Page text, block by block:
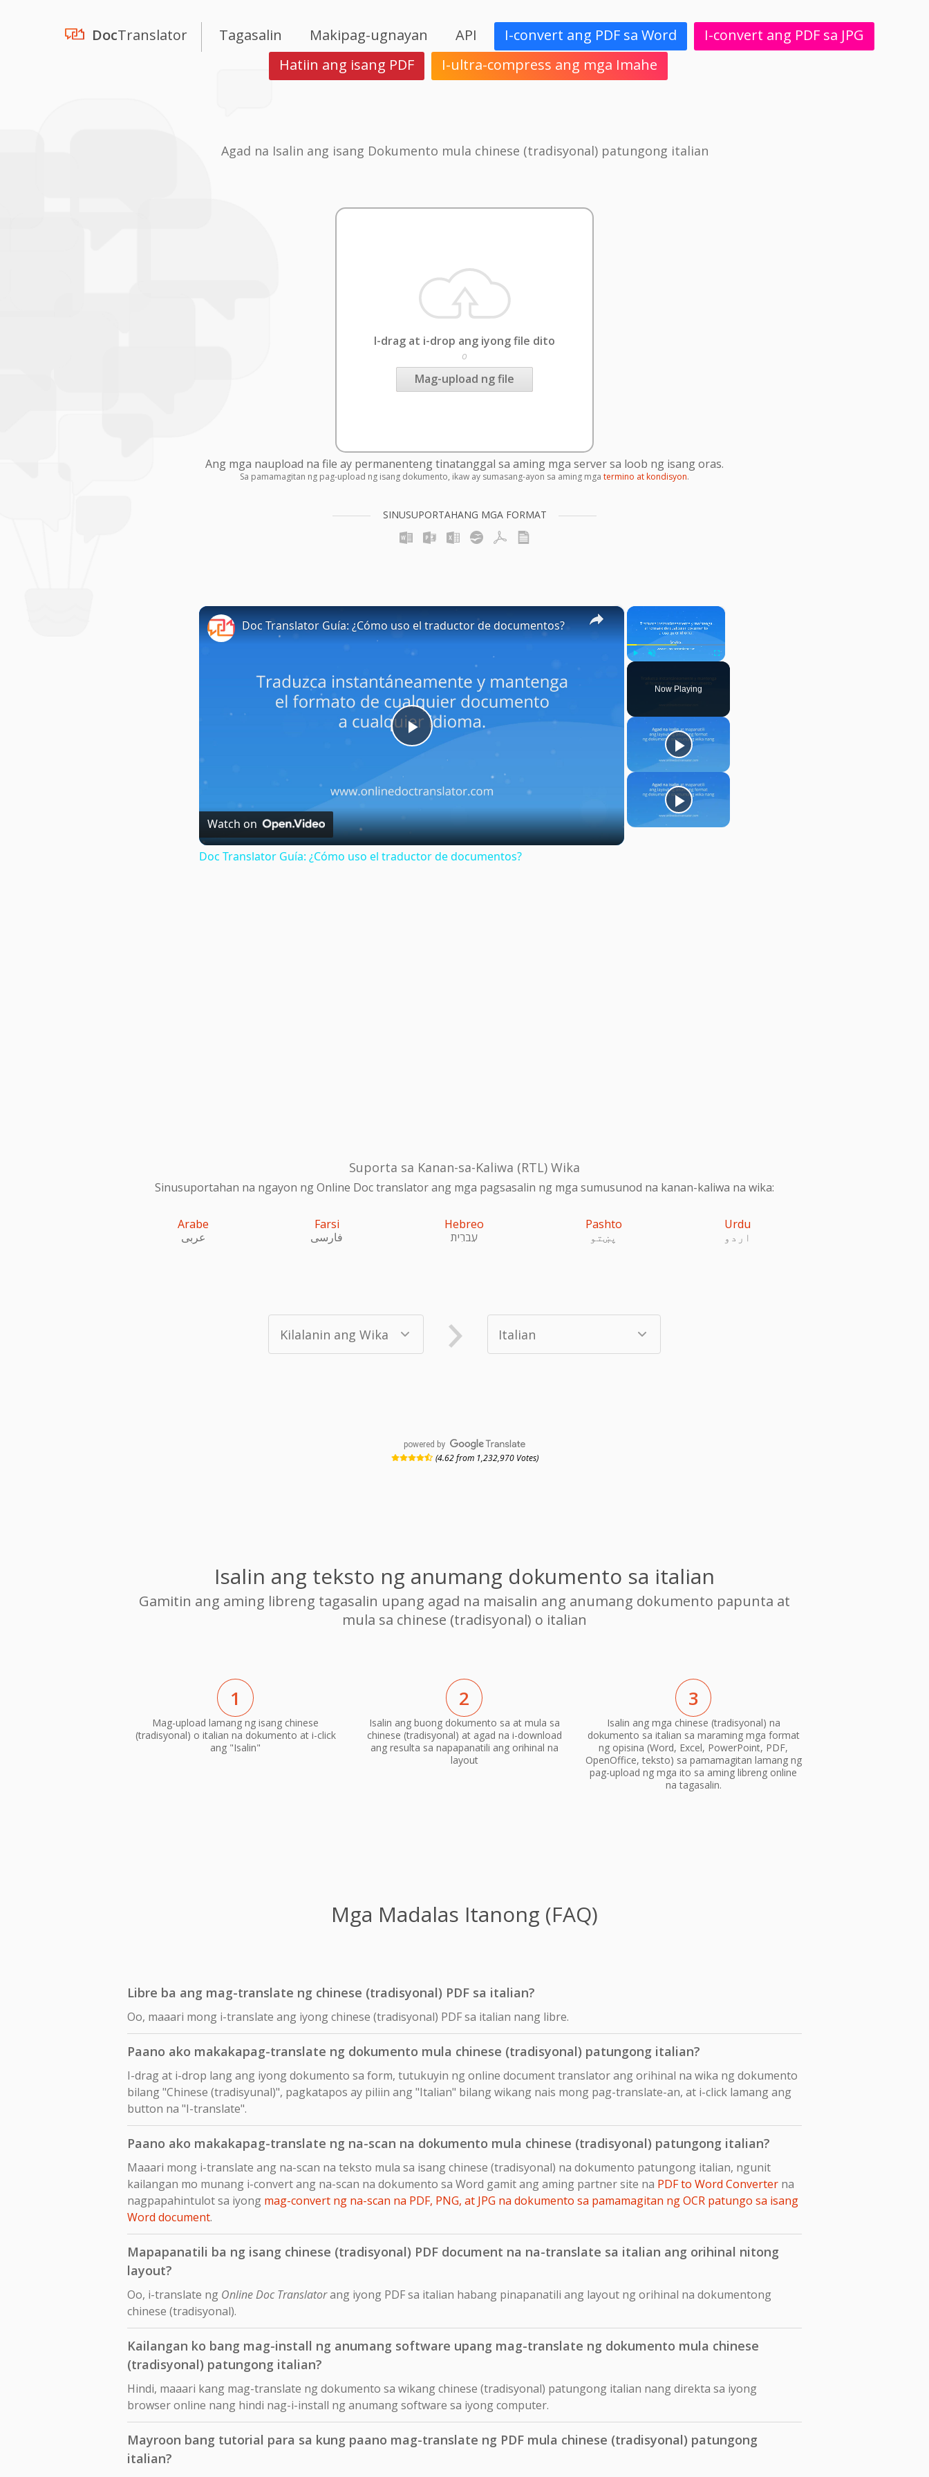
DocTranslator Tagasalin Makipag-ugnayan API I-convert ang PDF sa Word
I-convert ang PDF sa JPG
Hatiin ang isang PDF
I-ultra-compress ang mga Imahe
Agad na Isalin ang isang Dokumento mula chinese (tradisyonal) patungong italian
I-drag at i-drop ang iyong file dito
o
Mag-upload ng file
Ang mga naupload na file ay permanenteng tinatanggal sa aming mga server sa loob ng isang oras.
Sa pamamagitan ng pag-upload ng isang dokumento, ikaw ay sumasang-ayon sa aming mga termino at kondisyon.
SINUSUPORTAHANG MGA FORMAT
×
Fullscreen
Now Playing
×
Play
Video
Doc Translator Guía: ¿Cómo uso el traductor de documentos?
Watch on
Doc Translator Guía: ¿Cómo uso el traductor de documentos?
Suporta sa Kanan-sa-Kaliwa (RTL) Wika
Sinusuportahan na ngayon ng Online Doc translator ang mga pagsasalin ng mga sumusunod na kanan-kaliwa na wika:
Arabe
عربى
Farsi
فارسی
Hebreo
עִברִית
Pashto
پښتو
Urdu
اردو
powered by
(4.62 from 1,232,970 Votes)
Isalin ang teksto ng anumang dokumento sa italian
Gamitin ang aming libreng tagasalin upang agad na maisalin ang anumang dokumento papunta at
mula sa chinese (tradisyonal) o italian
1
Mag-upload lamang ng isang chinese
(tradisyonal) o italian na dokumento at i-click
ang "Isalin"
2
Isalin ang buong dokumento sa at mula sa
chinese (tradisyonal) at agad na i-download
ang resulta sa napapanatili ang orihinal na
layout
3
Isalin ang mga chinese (tradisyonal) na
dokumento sa italian sa maraming mga format
ng opisina (Word, Excel, PowerPoint, PDF,
OpenOffice, teksto) sa pamamagitan lamang ng
pag-upload ng mga ito sa aming libreng online
na tagasalin.
Mga Madalas Itanong (FAQ)
Libre ba ang mag-translate ng chinese (tradisyonal) PDF sa italian?
Oo, maaari mong i-translate ang iyong chinese (tradisyonal) PDF sa italian nang libre.
Paano ako makakapag-translate ng dokumento mula chinese (tradisyonal) patungong italian?
I-drag at i-drop lang ang iyong dokumento sa form, tutukuyin ng online document translator ang orihinal na wika ng dokumento
bilang "Chinese (tradisyunal)", pagkatapos ay piliin ang "Italian" bilang wikang nais mong pag-translate-an, at i-click lamang ang
button na "I-translate".
Paano ako makakapag-translate ng na-scan na dokumento mula chinese (tradisyonal) patungong italian?
Maaari mong i-translate ang na-scan na teksto mula sa isang chinese (tradisyonal) na dokumento patungong italian, ngunit
kailangan mo munang i-convert ang na-scan na dokumento sa Word gamit ang aming partner site na PDF to Word Converter na
nagpapahintulot sa iyong mag-convert ng na-scan na PDF, PNG, at JPG na dokumento sa pamamagitan ng OCR patungo sa isang
Word document.
Mapapanatili ba ng isang chinese (tradisyonal) PDF document na na-translate sa italian ang orihinal nitong
layout?
Oo, i-translate ng Online Doc Translatorang iyong PDF sa italian habang pinapanatili ang layout ng orihinal na dokumentong
chinese (tradisyonal).
Kailangan ko bang mag-install ng anumang software upang mag-translate ng dokumento mula chinese
(tradisyonal) patungong italian?
Hindi, maaari kang mag-translate ng dokumento sa wikang chinese (tradisyonal) patungong italian nang direkta sa iyong
browser online nang hindi nag-i-install ng anumang software sa iyong computer.
Mayroon bang tutorial para sa kung paano mag-translate ng PDF mula chinese (tradisyonal) patungong
italian?